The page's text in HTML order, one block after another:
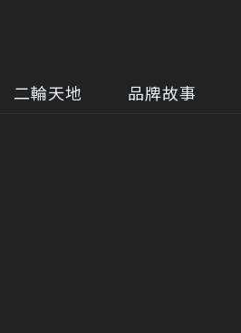
二輪天地 品牌故事